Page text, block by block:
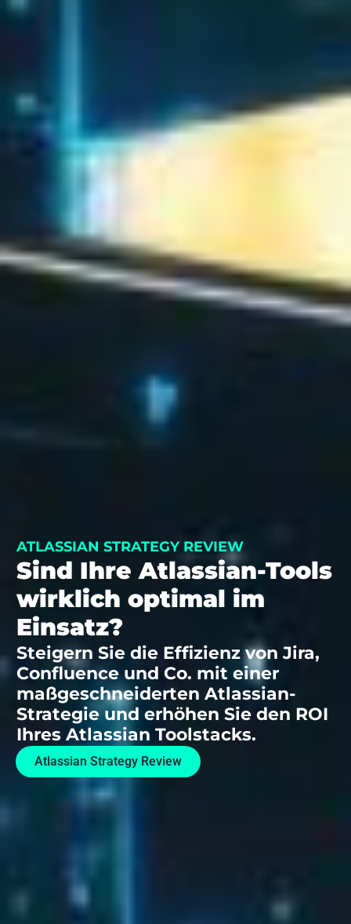
ATLASSIAN STRATEGY REVIEW
Sind Ihre Atlassian-Tools
wirklich optimal im
Einsatz?
Steigern Sie die Effizienz von Jira,
Confluence und Co. mit einer
maßgeschneiderten Atlassian-
Strategie und erhöhen Sie den ROI
Ihres Atlassian Toolstacks.
Atlassian Strategy Review